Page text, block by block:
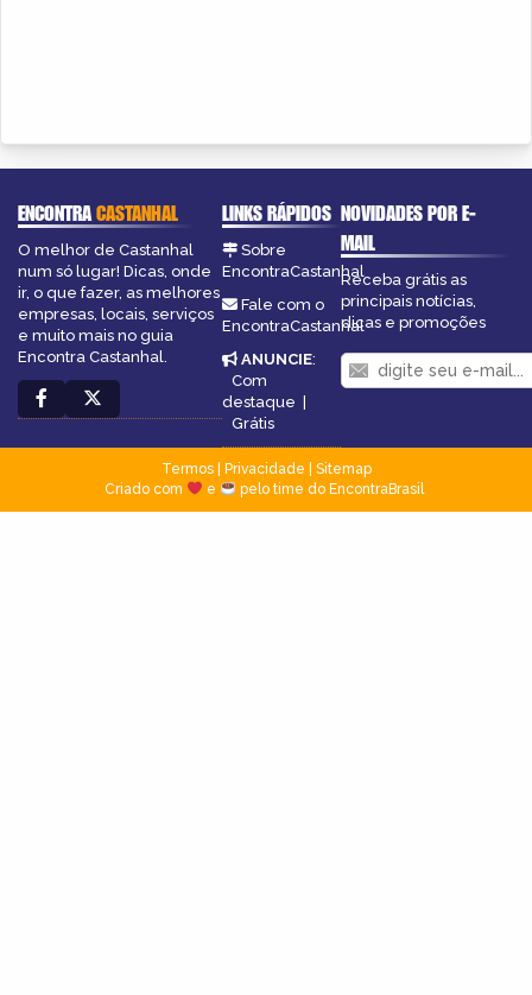
ENCONTRACASTANHAL
O melhor de Castanhal
num só lugar! Dicas, onde
ir, o que fazer, as melhores
empresas, locais, serviços
e muito mais no guia
Encontra Castanhal.
LINKS RÁPIDOS
Sobre
EncontraCastanhal
Fale com o
EncontraCastanhal
ANUNCIE:
Com
destaque |
Grátis
NOVIDADES POR E-
MAIL
Receba grátis as
principais notícias,
dicas e promoções
Termos| Privacidade
Sitemap
Criado com
e pelo time do EncontraBrasil